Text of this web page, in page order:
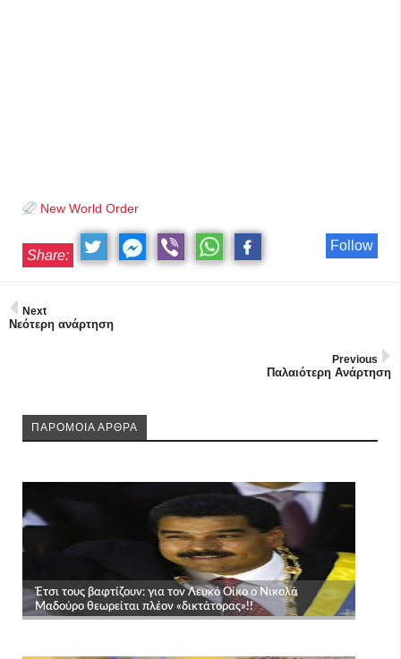
New World Order
Follow
Share:
Next
Νεότερη ανάρτηση
Previous
Παλαιότερη Ανάρτηση
ΠΑΡΟΜΟΙΑ ΑΡΘΡΑ